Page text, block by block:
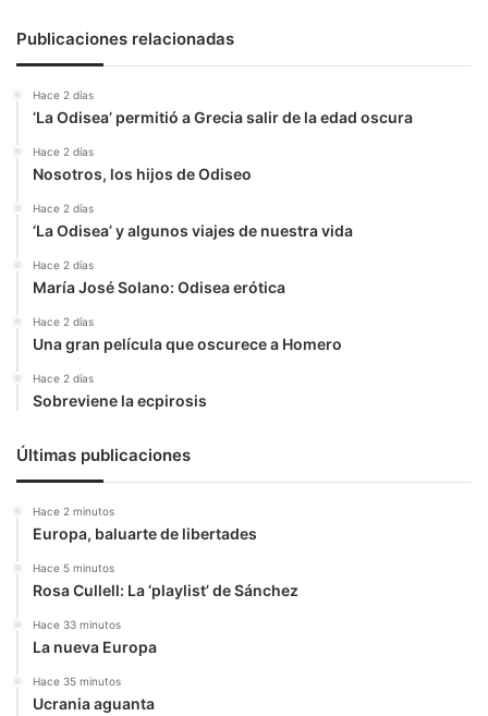
Publicaciones relacionadas
Hace 2 días
‘La Odisea’ permitió a Grecia salir de la edad oscura
Hace 2 días
Nosotros, los hijos de Odiseo
Hace 2 días
‘La Odisea’ y algunos viajes de nuestra vida
Hace 2 días
María José Solano: Odisea erótica
Hace 2 días
Una gran película que oscurece a Homero
Hace 2 días
Sobreviene la ecpirosis
Últimas publicaciones
Hace 2 minutos
Europa, baluarte de libertades
Hace 5 minutos
Rosa Cullell: La ‘playlist’ de Sánchez
Hace 33 minutos
La nueva Europa
Hace 35 minutos
Ucrania aguanta